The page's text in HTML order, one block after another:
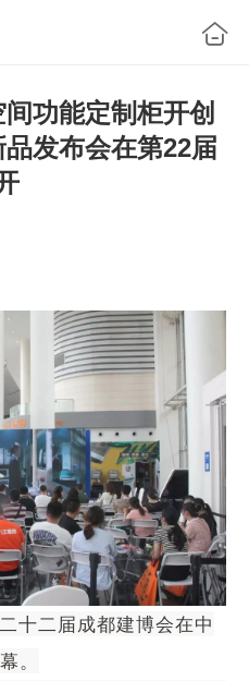
功能定制柜开创
发布会在第22届
十二届成都建博会在中
。